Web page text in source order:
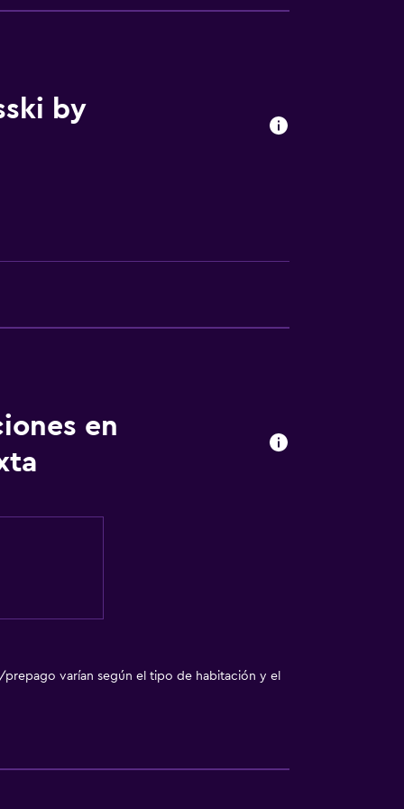
(pueden aplicar cargos extra)
by
en
varían según el tipo de habitación y el